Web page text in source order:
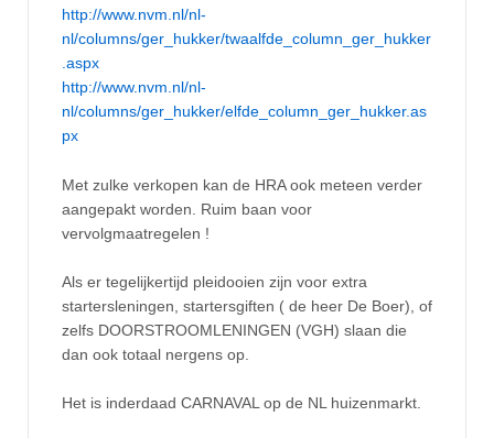
http://www.nvm.nl/nl-
nl/columns/ger_hukker/twaalfde_column_ger_hukker
.aspx
http://www.nvm.nl/nl-
nl/columns/ger_hukker/elfde_column_ger_hukker.as
px
Met zulke verkopen kan de HRA ook meteen verder
aangepakt worden. Ruim baan voor
vervolgmaatregelen !
Als er tegelijkertijd pleidooien zijn voor extra
startersleningen, startersgiften ( de heer De Boer), of
zelfs DOORSTROOMLENINGEN (VGH) slaan die
dan ook totaal nergens op.
Het is inderdaad CARNAVAL op de NL huizenmarkt.